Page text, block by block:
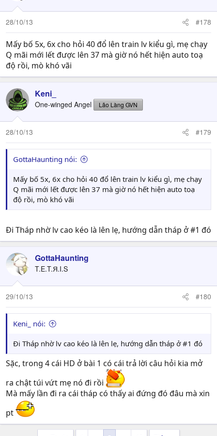
28/10/13 #178
Mấy bố 5x, 6x cho hỏi 40 đổ lên train lv kiểu gì, mẹ chạy
Q mãi mới lết được lên 37 mà giờ nó hết hiện auto toạ
độ rồi, mò khó vãi
Keni_
One-winged Angel Lão Làng GVN
28/10/13 #179
GottaHaunting nói:
Mấy bố 5x, 6x cho hỏi 40 đổ lên train lv kiểu gì, mẹ chạy
Q mãi mới lết được lên 37 mà giờ nó hết hiện auto toạ
độ rồi, mò khó vãi
Đi Tháp nhờ lv cao kéo là lên lẹ, hướng dẫn tháp ở #1 đó
GottaHaunting
T.E.T.Я.I.S
29/10/13 #180
Keni_ nói:
Đi Tháp nhờ lv cao kéo là lên lẹ, hướng dẫn tháp ở #1 đó
Sặc, trong 4 cái HD ở bài 1 có cái trả lời câu hỏi kia mở
ra chật túi vứt mẹ nó đi rồi
Mà mấy lần đi ra cái tháp có thấy ai đứng đó đâu mà xin
pt